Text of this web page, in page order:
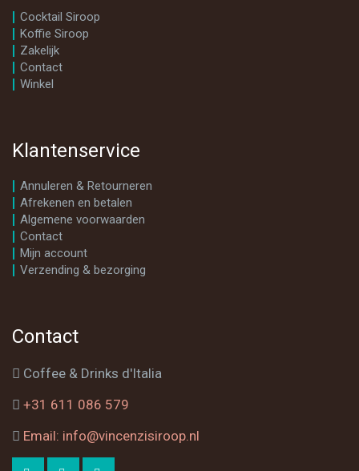
Cocktail Siroop
Koffie Siroop
Zakelijk
Contact
Winkel
Klantenservice
Annuleren & Retourneren
Afrekenen en betalen
Algemene voorwaarden
Contact
Mijn account
Verzending & bezorging
Contact
Coffee & Drinks d'Italia
+31 611 086 579
Email: info@vincenzisiroop.nl